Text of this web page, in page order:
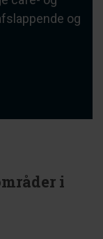
og
i